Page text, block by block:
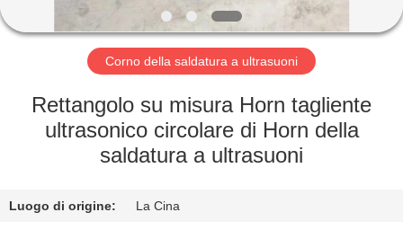
GIRO
FABBRICA
CONTROLLO
QUALITÀ
Corno della saldatura a ultrasuoni
Rettangolo su misura Horn tagliente
ultrasonico circolare di Horn della
saldatura a ultrasuoni
Luogo di origine: La Cina